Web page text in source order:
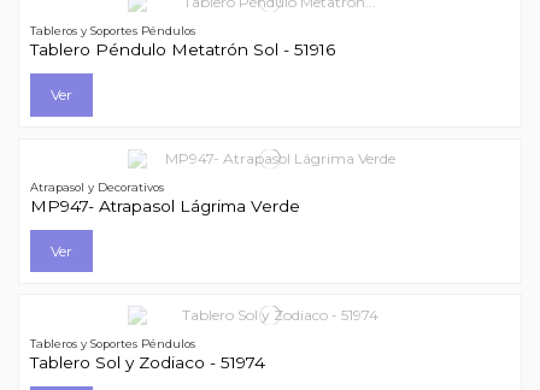
Tableros y Soportes Péndulos
Tablero Péndulo Metatrón Sol - 51916
Ver
Atrapasol y Decorativos
MP947- Atrapasol Lágrima Verde
Ver
Tableros y Soportes Péndulos
Tablero Sol y Zodiaco - 51974